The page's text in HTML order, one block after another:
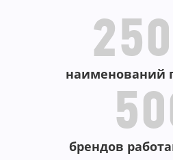
наименований
брендов